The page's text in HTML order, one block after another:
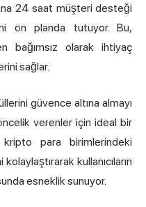
24 saat müşteri desteği
ön planda tutuyor. Bu,
bağımsız olarak ihtiyaç
sağlar.
güvence altına almayı
verenler için ideal bir
para birimlerindeki
kullanıcıların
esneklik sunuyor.